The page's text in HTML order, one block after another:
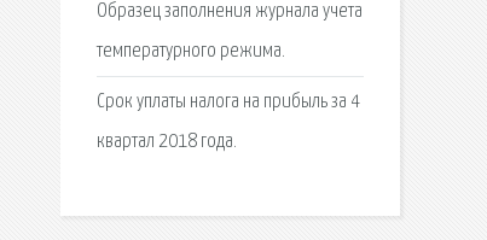
Образец заполнения журнала учета
температурного режима.
Срок уплаты налога на прибыль за 4
квартал 2018 года.